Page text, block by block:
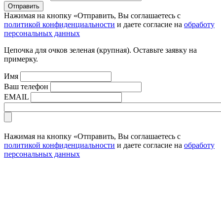
Нажимая на кнопку «Отправить, Вы соглашаетесь с
политикой конфиденциальности и даете согласие на обработу
персональных данных
Цепочка для очков зеленая (крупная). Оставьте заявку на
примерку.
Имя
Ваш телефон
EMAIL
Нажимая на кнопку «Отправить, Вы соглашаетесь с
политикой конфиденциальности и даете согласие на обработу
персональных данных